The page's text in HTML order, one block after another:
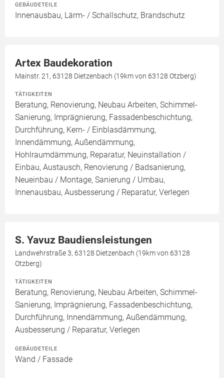
GEBÄUDETEILE
Innenausbau, Lärm- / Schallschutz, Brandschutz
Artex Baudekoration
Mainstr. 21, 63128 Dietzenbach (19km von 63128 Otzberg)
TÄTIGKEITEN
Beratung, Renovierung, Neubau Arbeiten, Schimmel-
Sanierung, Imprägnierung, Fassadenbeschichtung,
Durchführung, Kern- / Einblasdämmung,
Innendämmung, Außendämmung,
Hohlraumdämmung, Reparatur, Neuinstallation /
Einbau, Austausch, Renovierung / Badsanierung,
Neueinbau / Montage, Sanierung / Umbau,
Innenausbau, Ausbesserung / Reparatur, Verlegen
S. Yavuz Baudiensleistungen
Landwehrstraße 3, 63128 Dietzenbach (19km von 63128
Otzberg)
TÄTIGKEITEN
Beratung, Renovierung, Neubau Arbeiten, Schimmel-
Sanierung, Imprägnierung, Fassadenbeschichtung,
Durchführung, Innendämmung, Außendämmung,
Ausbesserung / Reparatur, Verlegen
GEBÄUDETEILE
Wand / Fassade